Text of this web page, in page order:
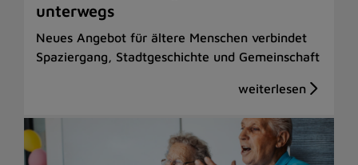
unterwegs
Neues Angebot für ältere Menschen verbindet
Spaziergang, Stadtgeschichte und Gemeinschaft